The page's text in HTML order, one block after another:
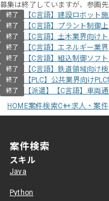
募集は終了していますが、参画
終了 【C言語】建設ロボット
終了 【C言語】プラント制御
終了 【C言語】土木業界向け
終了 【C言語】エネルギー業
終了 【C言語】組込制御ソフ
終了 【C言語】鉄道領域向け
終了 【PLC】公共業界向け
終了
【派遣】【C言語】車両
HOME案件検索C++求人・案件
案件検索
スキル
Java
Python